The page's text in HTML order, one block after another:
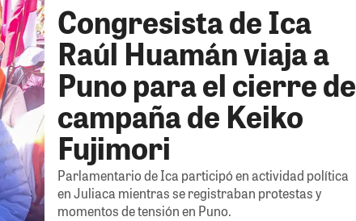
Congresista de Ica
Raúl Huamán viaja a
Puno para el cierre de
campaña de Keiko
Fujimori
Parlamentario de Ica participó en actividad política
en Juliaca mientras se registraban protestas y
momentos de tensión en Puno.